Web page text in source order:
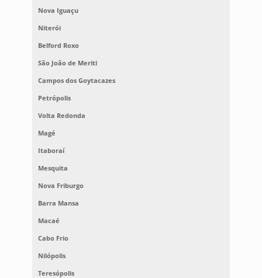
Nova Iguaçu
Niterói
Belford Roxo
São João de Meriti
Campos dos Goytacazes
Petrópolis
Volta Redonda
Magé
Itaboraí
Mesquita
Nova Friburgo
Barra Mansa
Macaé
Cabo Frio
Nilópolis
Teresópolis